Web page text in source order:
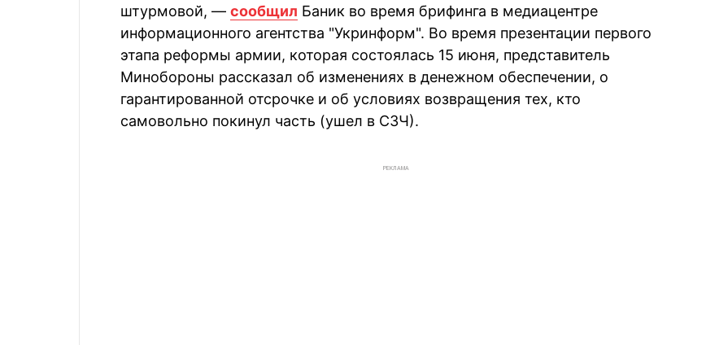
штурмовой, — сообщил Баник во время брифинга в медиацентре
информационного агентства "Укринформ". Во время презентации первого
этапа реформы армии, которая состоялась 15 июня, представитель
Минобороны рассказал об изменениях в денежном обеспечении, о
гарантированной отсрочке и об условиях возвращения тех, кто
самовольно покинул часть (ушел в СЗЧ).
РЕКЛАМА